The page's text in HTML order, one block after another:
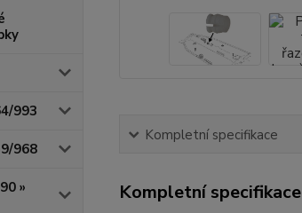
993
968
»
Kompletní specifikace
Kompletní specifikace